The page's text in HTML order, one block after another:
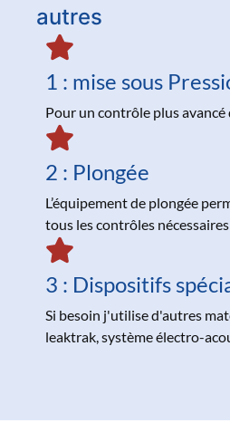
autres
1 : mise sous
Pour un contrôle plus avancé
2 : Plongée
L’équipement de plongée
tous les contrôles nécessaires
3 : Dispositifs
Si besoin j'utilise d'autres
leaktrak, système électro-